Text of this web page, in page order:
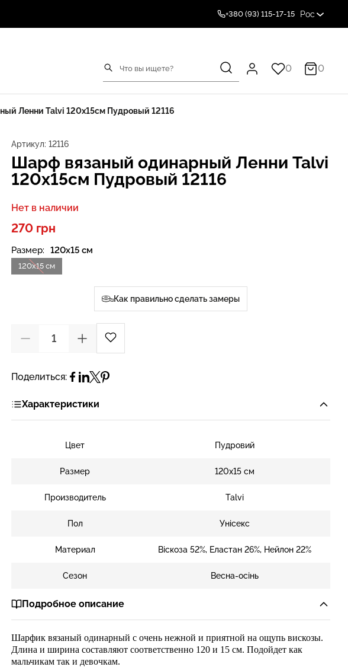
+380 (93) 115-17-15 Рос
0 0
Ленни Talvi 120x15см Пудровый 12116
Артикул: 12116
Шарф вязаный одинарный Ленни Talvi
120x15см Пудровый 12116
Нет в наличии
270 грн
Размер: 120х15 см
120х15 см
Как правильно сделать замеры
Поделиться:
Характеристики
Цвет Пудровий
Размер 120х15 см
Производитель Talvi
Пол Унісекс
Материал Віскоза 52%, Еластан 26%, Нейлон 22%
Сезон Весна-осінь
Подробное описание
Шарфик вязаный одинарный с очень нежной и приятной на ощупь вискозы.
Длина и ширина составляют соответственно 120 и 15 см. Подойдет как
мальчикам так и девочкам.